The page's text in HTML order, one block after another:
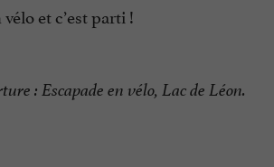
et c’est parti !
: Escapade en vélo, Lac de Léon.